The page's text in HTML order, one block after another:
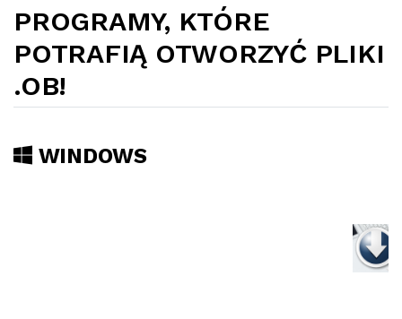
PROGRAMY, KTÓRE
POTRAFIĄ OTWORZYĆ PLIKI
.OB!
WINDOWS